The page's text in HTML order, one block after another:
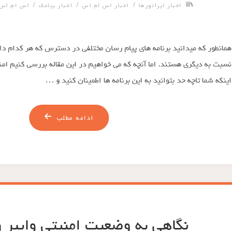
اخبار اپراتورها / اخبار اس ام اس/ اخبار پیامک/ اس ام
همانطور که میدانید برنامه های پیام رسان مختلفی در دسترس که هر کدام
نسبت به دیگری هستند. اما آنچه که می خواهیم در این مقاله بررسی کنیم
اینکه شما تاچه حد بتوانید به این برنامه ها اطمینان کنید و …
ادامه مطلب
نگاهی به وضعیت امنیتی وایبر